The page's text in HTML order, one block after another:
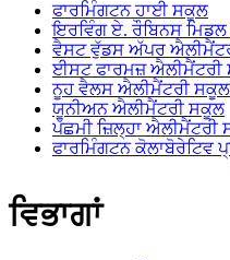
ਫਾਰਮਿੰਗਟਨ ਹਾਈ ਸਕੂਲ
ਇਰਵਿੰਗ ਏ. ਰੌਬਿਨਸ
ਵੈਸਟ ਵੁੱਡਸ ਅੱਪਰ
ਈਸਟ ਫਾਰਮਜ਼ ਐਲੀਮੈਂਟਰੀ
ਨੂਹ ਵੈਲਸ ਐਲੀਮੈਂਟਰੀ ਸਕੂਲ
ਯੂਨੀਅਨ ਐਲੀਮੈਂਟਰੀ ਸਕੂਲ
ਪੱਛਮੀ ਜ਼ਿਲ੍ਹਾ ਐਲੀਮੈਂਟਰੀ
ਫਾਰਮਿੰਗਟਨ ਕੋਲਾਬੋਰੇਟਿਵ
ਵਿਭਾਗਾਂ